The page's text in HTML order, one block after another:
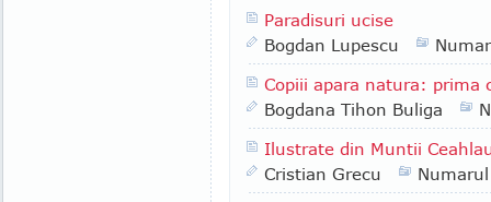
Paradisuri ucise
Bogdan Lupescu
Copiii apara natura: prima
Bogdana Tihon Buliga
Ilustrate din Muntii
Cristian Grecu